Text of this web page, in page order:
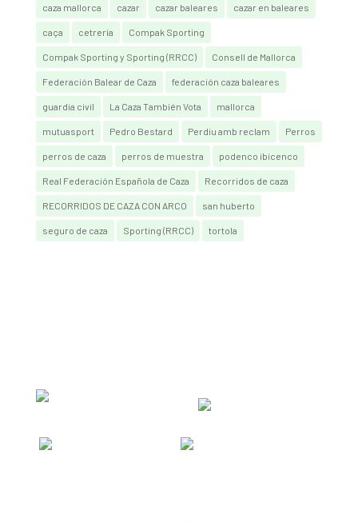
caza mallorca cazar cazar baleares cazar en baleares
caça cetrería Compak Sporting
Compak Sporting y Sporting (RRCC) Consell de Mallorca
Federación Balear de Caza federación caza baleares
guardia civil La Caza También Vota mallorca
mutuasport Pedro Bestard Perdiu amb reclam Perros
perros de caza perros de muestra podenco ibicenco
Real Federación Española de Caza Recorridos de caza
RECORRIDOS DE CAZA CON ARCO san huberto
seguro de caza Sporting (RRCC) tortola